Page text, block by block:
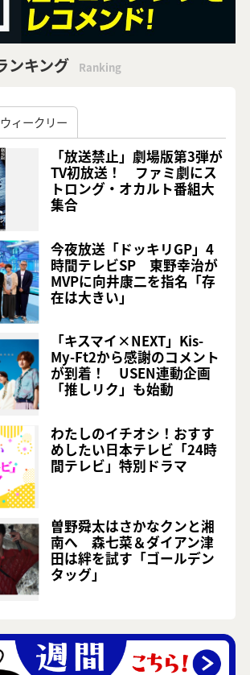
ンキング Ranking
ウィークリー
「放送禁止」劇場版第3弾が
TV初放送！ ファミ劇にス
トロング・オカルト番組大
集合
今夜放送「ドッキリGP」4
時間テレビSP 東野幸治が
MVPに向井康二を指名「存
在は大きい」
「キスマイ×NEXT」Kis-
My-Ft2から感謝のコメント
が到着！ USEN連動企画
「推しリク」も始動
わたしのイチオシ！おすす
めしたい日本テレビ「24時
間テレビ」特別ドラマ
曽野舜太はさかなクンと湘
南へ 森七菜＆ダイアン津
田は絆を試す「ゴールデン
タッグ」